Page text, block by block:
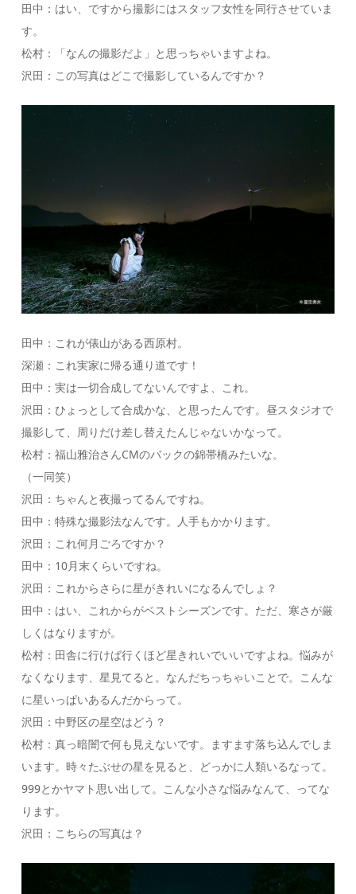
田中：はい、ですから撮影にはスタッフ女性を同行させていま
す。
松村：「なんの撮影だよ」と思っちゃいますよね。
沢田：この写真はどこで撮影しているんですか？
田中：これが俵山がある西原村。
深瀬：これ実家に帰る通り道です！
田中：実は一切合成してないんですよ、これ。
沢田：ひょっとして合成かな、と思ったんです。昼スタジオで
撮影して、周りだけ差し替えたんじゃないかなって。
松村：福山雅治さんCMのバックの錦帯橋みたいな。
（一同笑）
沢田：ちゃんと夜撮ってるんですね。
田中：特殊な撮影法なんです。人手もかかります。
沢田：これ何月ごろですか？
田中：10月末くらいですね。
沢田：これからさらに星がきれいになるんでしょ？
田中：はい、これからがベストシーズンです。ただ、寒さが厳
しくはなりますが。
松村：田舎に行けば行くほど星きれいでいいですよね。悩みが
なくなります、星見てると。なんだちっちゃいことで。こんな
に星いっぱいあるんだからって。
沢田：中野区の星空はどう？
松村：真っ暗闇で何も見えないです。ますます落ち込んでしま
います。時々たぶせの星を見ると、どっかに人類いるなって。
999とかヤマト思い出して。こんな小さな悩みなんて、ってな
ります。
沢田：こちらの写真は？